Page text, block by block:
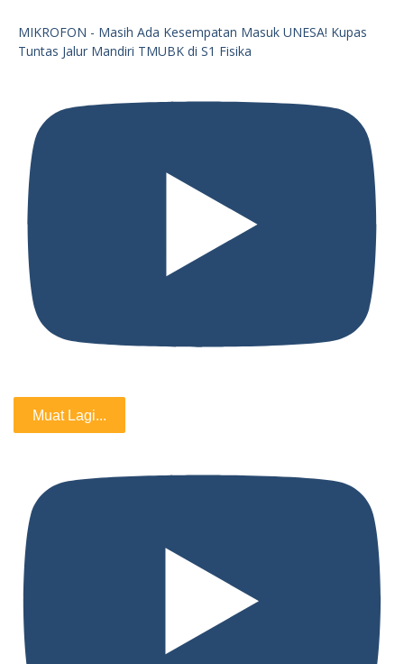
MIKROFON - Masih Ada Kesempatan Masuk UNESA! Kupas
Tuntas Jalur Mandiri TMUBK di S1 Fisika
Muat Lagi...